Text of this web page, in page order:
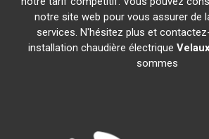
notre site web pour vous assurer de
services. N'hésitez plus et
installation chaudière électriqueVelaux
sommes